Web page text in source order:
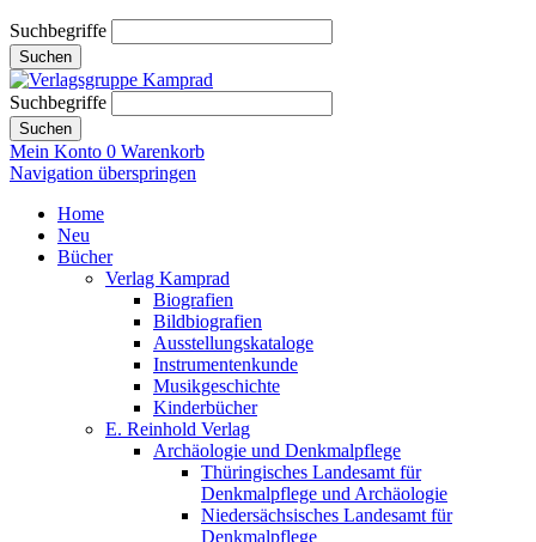
Suchbegriffe
Suchen
Suchbegriffe
Suchen
Mein Konto 0 Warenkorb
Navigation überspringen
Home
Neu
Bücher
Verlag Kamprad
Biografien
Bildbiografien
Ausstellungskataloge
Instrumentenkunde
Musikgeschichte
Kinderbücher
E. Reinhold Verlag
Archäologie und Denkmalpflege
Thüringisches Landesamt für
Denkmalpflege und Archäologie
Niedersächsisches Landesamt für
Denkmalpflege